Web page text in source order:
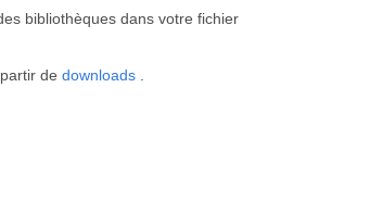
bibliothèques dans votre fichier
de downloads